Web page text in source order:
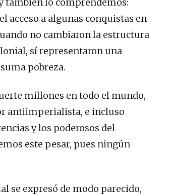
acceso a algunas conquistas en
no cambiaron la estructura
sí representaron una
pobreza.
millones en todo el mundo,
antiimperialista, e incluso
y los poderosos del
este pesar, pues ningún
se expresó de modo parecido,